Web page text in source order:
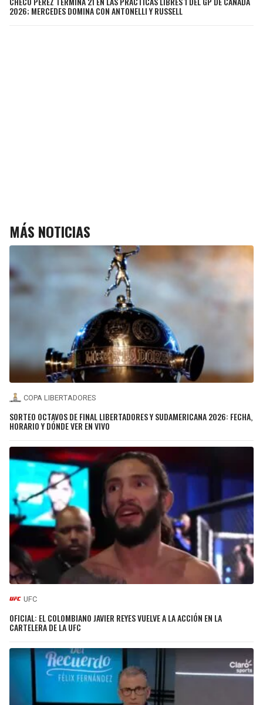
2026; MERCEDES DOMINA CON ANTONELLI Y RUSSELL
MÁS NOTICIAS
COPA LIBERTADORES
SORTEO OCTAVOS DE FINAL LIBERTADORES Y SUDAMERICANA 2026: FECHA,
HORARIO Y DÓNDE VER EN VIVO
UFC
OFICIAL: EL COLOMBIANO JAVIER REYES VUELVE A LA ACCIÓN EN LA
CARTELERA DE LA UFC